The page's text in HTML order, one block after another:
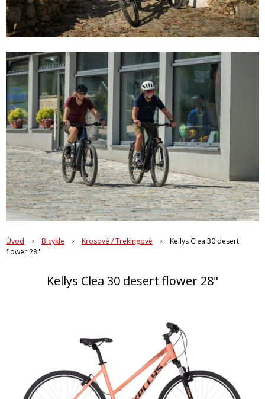
Úvod Bicykle Krosové / Trekingové
Kellys Clea 30 desert
flower 28"
Kellys Clea 30 desert flower 28"